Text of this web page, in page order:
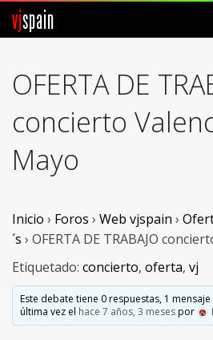
vjspain
Foros
Noticias
Vjspain
Ayuda
Entrar
Crear Cuenta
OFERTA DE
concierto
Mayo
Inicio › Foros › Web vjspain ›
´s › OFERTA DE TRABAJO
Etiquetado: concierto, oferta, vj
Este debate tiene 0 respuestas, 1
última vez el hace 7 años, 3 mesespor